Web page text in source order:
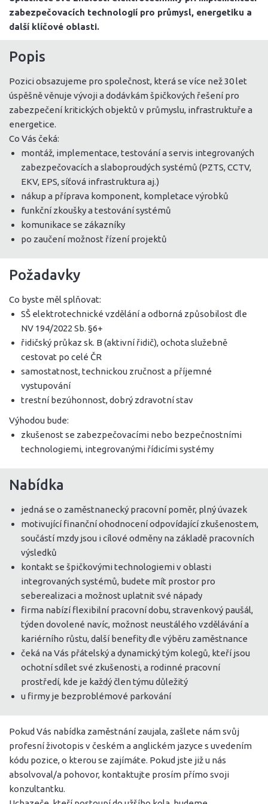
zabezpečovacích technologií pro průmysl, energetiku a
další klíčové oblasti.
Popis
Pozici obsazujeme pro společnost, která se více než 30 let
úspěšně věnuje vývoji a dodávkám špičkových řešení pro
zabezpečení kritických objektů v průmyslu, infrastruktuře a
energetice.
Co Vás čeká:
montáž, implementace, testování a servis integrovaných
zabezpečovacích a slaboproudých systémů (PZTS, CCTV,
EKV, EPS, síťová infrastruktura aj.)
nákup a příprava komponent, kompletace výrobků
funkční zkoušky a testování systémů
komunikace se zákazníky
po zaučení možnost řízení projektů
Požadavky
Co byste měl splňovat:
SŠ elektrotechnické vzdělání a odborná způsobilost dle
NV 194/2022 Sb. §6+
řidičský průkaz sk. B (aktivní řidič), ochota služebně
cestovat po celé ČR
samostatnost, technickou zručnost a příjemné
vystupování
trestní bezúhonnost, dobrý zdravotní stav
Výhodou bude:
zkušenost se zabezpečovacími nebo bezpečnostními
technologiemi, integrovanými řídicími systémy
Nabídka
jedná se o zaměstnanecký pracovní poměr, plný úvazek
motivující finanční ohodnocení odpovídající zkušenostem,
součástí mzdy jsou i cílové odměny na základě pracovních
výsledků
kontakt se špičkovými technologiemi v oblasti
integrovaných systémů, budete mít prostor pro
seberealizaci a možnost uplatnit své nápady
firma nabízí flexibilní pracovní dobu, stravenkový paušál,
týden dovolené navíc, možnost neustálého vzdělávání a
kariérního růstu, další benefity dle výběru zaměstnance
čeká na Vás přátelský a dynamický tým kolegů, kteří jsou
ochotní sdílet své zkušenosti, a rodinné pracovní
prostředí, kde je každý člen týmu důležitý
u firmy je bezproblémové parkování
Pokud Vás nabídka zaměstnání zaujala, zašlete nám svůj
profesní životopis v českém a anglickém jazyce s uvedením
kódu pozice, o kterou se zajímáte. Pokud jste již u nás
absolvoval/a pohovor, kontaktujte prosím přímo svoji
konzultantku.